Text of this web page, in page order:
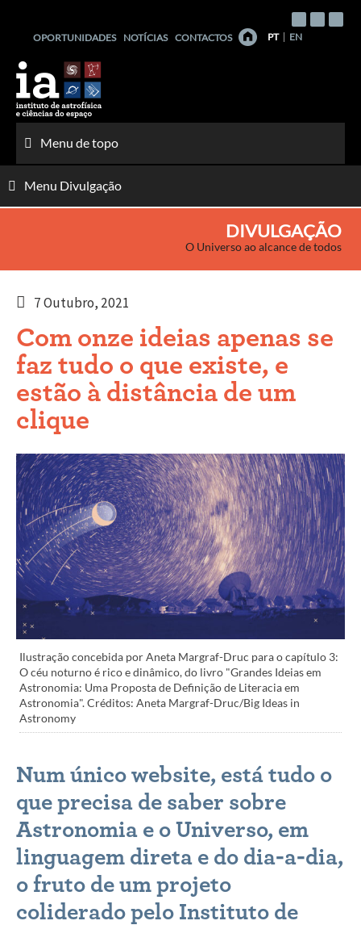
conteúdo
OPORTUNIDADES NOTÍCIAS CONTACTOS PT EN
Menu de topo
Menu Divulgação
DIVULGAÇÃO
O Universo ao alcance de todos
7 Outubro, 2021
Com onze ideias apenas se
faz tudo o que existe, e
estão à distância de um
clique
Ilustração concebida por Aneta Margraf-Druc para o capítulo 3:
O céu noturno é rico e dinâmico, do livro "Grandes Ideias em
Astronomia: Uma Proposta de Definição de Literacia em
Astronomia". Créditos: Aneta Margraf-Druc/Big Ideas in
Astronomy
Num único website, está tudo o
que precisa de saber sobre
Astronomia e o Universo, em
linguagem direta e do dia-a-dia,
o fruto de um projeto
coliderado pelo Instituto de